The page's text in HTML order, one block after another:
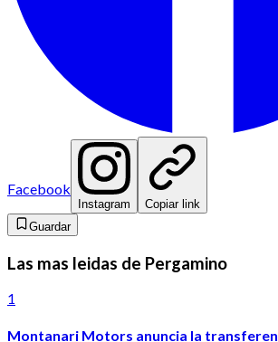
Facebook
Instagram
Copiar link
Guardar
Las mas leidas de Pergamino
1
Montanari Motors anuncia la